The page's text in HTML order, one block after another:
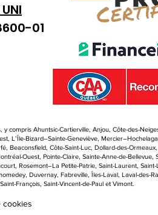
01
compris Ahuntsic-Cartierville, Anjou, Côte-des-
L’Île-Bizard–Sainte-Geneviève,
Beaconsfield, Côte-Saint-Luc, Dollard-des-Ormeaux,
Ouest, Pointe-Claire, Sainte-Anne-de-Bellevue,
Rosemont–La Petite-Patrie, Saint-Laurent,
Duvernay, Fabreville, Îles-Laval, Laval-des-
François, Saint-Vincent-de-Paul et Vimont.
cookies